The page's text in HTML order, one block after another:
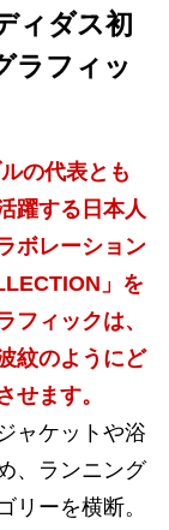
ィダス初
ラフィッ
の代表とも
躍する日本人
ボレーション
」を
フィックは、
紋のようにど
せます。
ャケットや浴
、ランニング
リーを横断。